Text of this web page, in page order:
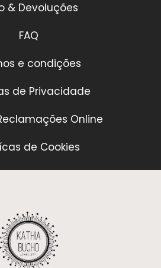
& Devoluções
FAQ
e condições
de Privacidade
Online
de Cookies